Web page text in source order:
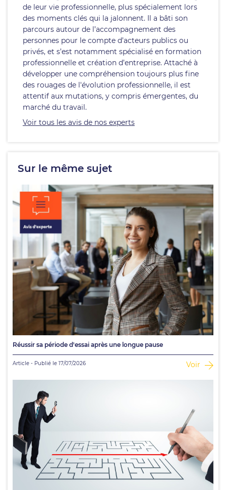
de leur vie professionnelle, plus spécialement lors
des moments clés qui la jalonnent. Il a bâti son
parcours autour de l’accompagnement des
personnes pour le compte d’acteurs publics ou
privés, et s’est notamment spécialisé en formation
professionnelle et création d’entreprise. Attaché à
développer une compréhension toujours plus fine
des rouages de l'évolution professionnelle, il est
attentif aux mutations, y compris émergentes, du
marché du travail.
Voir tous les avis de nos experts
Sur le même sujet
Réussir sa période d'essai après une longue pause
Article - Publié le 17/07/2026 Voir